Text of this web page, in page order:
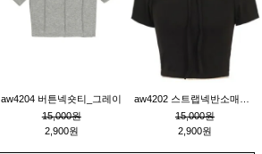
aw4204 버튼넥숏티_그레이
15,000원
2,900원
15,000원
2,900원